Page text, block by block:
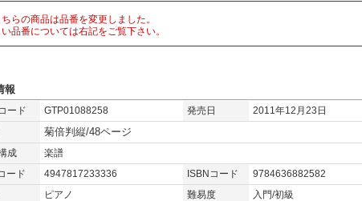
らの商品は品番を変更しました。
品番については右記をご覧下さい。
報
ード GTP01088258 発売日
2011年12月23日
菊倍判縦/48ページ
成
楽譜
ード
4947817233336 ISBNコード
9784636882582
ピアノ 難易度 入門/初級